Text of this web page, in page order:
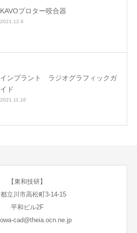
KAVOプロター咬合器
2021.12.6
インプラント ラジオグラフィックガ
イド
2021.11.16
【東和技研】
立川市高松町3-14-15
平和ビル2F
cad@theia.ocn.ne.jp